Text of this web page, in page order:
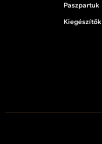
Paszpartuk
Kiegészítők